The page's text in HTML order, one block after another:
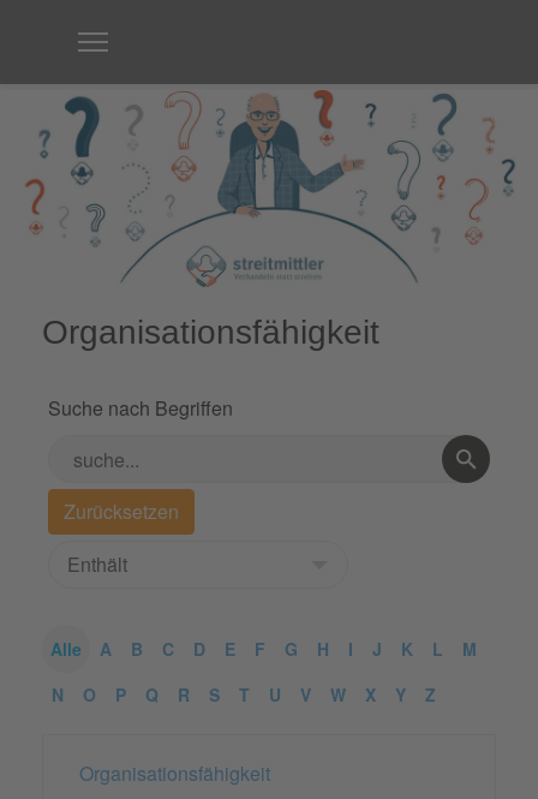
Organisationsfähigkeit
Suche nach Begriffen
Alle A B C D E F G H I J K L
M
N
O P Q R S T U V W X Y Z
Organisationsfähigkeit